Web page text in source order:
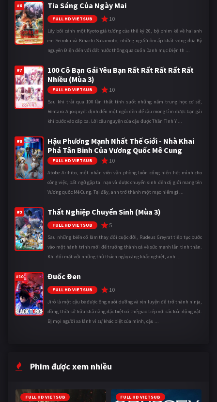
#6 Tia Sáng Của Ngày Mai
FULL HD VIETSUB 10
Lấy bối cảnh một Kyoto giả tưởng của thế kỷ 20, bộ phim kể về hai anh
em Seiroku và Kihachi Sakamoto, những người ôm ấp khát vọng đưa Kỷ
nguyên Điện đến với đất nước thông qua cuốn Danh mục Điện th ...
#7
100 Cô Bạn Gái Yêu Bạn Rất Rất Rất Rất Rất
Nhiều (Mùa 3)
FULL HD VIETSUB 10
Sau khi trải qua 100 lần thất tình suốt những năm trung học cơ sở,
Rentaro Aijo quyết định đến một ngôi đền để cầu mong tìm được bạn gái
khi bước vào cấp ba. Lời cầu nguyện của cậu được Thần Tình Y ...
#8
Hậu Phương Mạnh Nhất Thế Giới - Nhà Khai
Phá Tân Binh Của Vương Quốc Mê Cung
FULL HD VIETSUB 10
Atobe Arihito, một nhân viên văn phòng luôn cống hiến hết mình cho
công việc, bất ngờ gặp tai nạn và được chuyển sinh đến dị giới mang tên
Vương quốc Mê Cung. Tại đây, anh trở thành một mạo hiểm gi ...
#9 Thất Nghiệp Chuyển Sinh (Mùa 3)
FULL HD VIETSUB 5
Sau những biến cố làm thay đổi cuộc đời, Rudeus Greyrat tiếp tục bước
vào một hành trình mới để trưởng thành cả về sức mạnh lẫn tinh thần.
Khi đối mặt với những thử thách ngày càng khắc nghiệt, anh ...
#10 Đuốc Đen
FULL HD VIETSUB 10
Jirô là một cậu bé được ông nuôi dưỡng và rèn luyện để trở thành ninja,
đồng thời sở hữu khả năng đặc biệt có thể giao tiếp với các loài động vật.
Bị mọi người xa lánh vì sự khác biệt của mình, cậu ...
Phim được xem nhiều
FULL HD VIETSUB FULL HD VIETSUB